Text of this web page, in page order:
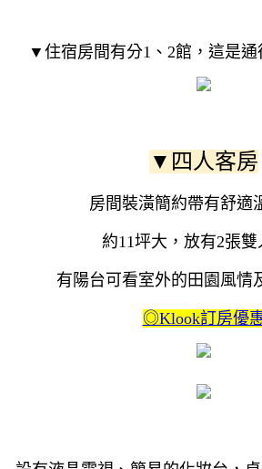
▼住宿房間有分1、2館，這是通
▼四人客房
房間裝潢簡約帶有舒適
約11坪大，放有2張雙
有陽台可看室外的田園風情
◎Klook訂房優